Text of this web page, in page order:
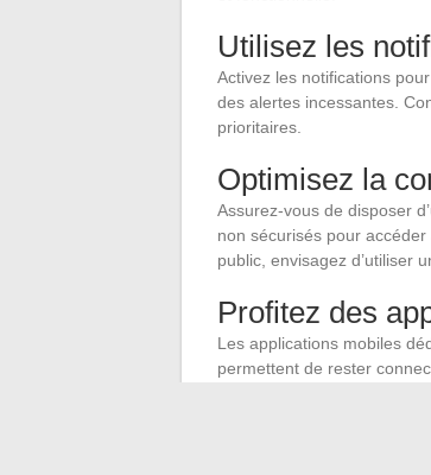
Utilisez les
Activez les notifications
des alertes incessantes.
prioritaires.
Optimisez la
Assurez-vous de disposer
non sécurisés pour
public, envisagez d’utiliser
Profitez des
Les applications mobiles
permettent de rester